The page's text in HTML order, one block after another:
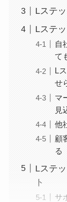
Lステ
Lステ
自
て
L
せ
マ
見
他
顧
る
Lステ
ト
サ